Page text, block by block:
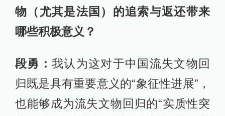
物（尤其是法国）的追索与返还带来
哪些积极意义？
段勇： 我认为这对于中国流失文物回
归既是具有重要意义的“象征性进展”，
也能够成为流失文物回归的“实质性突